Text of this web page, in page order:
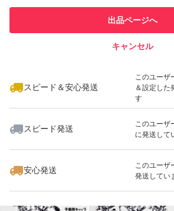
アーストーンが10個全て汚い（箱を開
ーンの砂は多少とれます。輸送事故（
業者か私が対応となります。箱梱包で
の評価依頼については「小学生しか守
小学生にのみに言えば。」と言ってく
で通報したらアカウント消えるらしい
意味不明の事を言ってくる者です。
での取引実
スピード&安心発送
※このバッジは実績に基づく表示であり、発送を保
スピード＆安心発送
このユーザ
＆設定した
す
スピード発送
このユーザ
に発送して
安心発送
このユーザ
発送してい
出品ページへ
キャンセル